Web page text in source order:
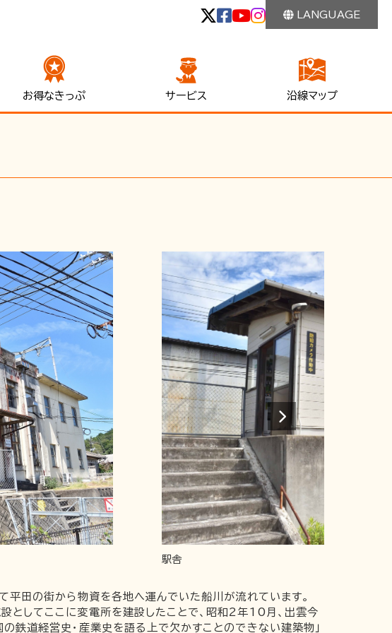
LANGUAGE
お得なきっぷ サービス 沿線マップ
駅舎
平田の街から物資を各地へ運んでいた船川が流れています。
としてここに変電所を建設したことで、昭和2年10月、出雲今
鉄道経営史・産業史を語る上で欠かすことのできない建築物」